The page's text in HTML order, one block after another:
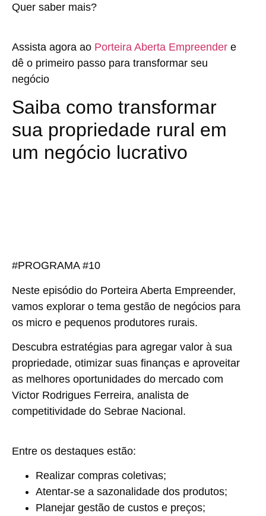
Quer saber mais?
Assista agora ao Porteira Aberta Empreender e
dê o primeiro passo para transformar seu
negócio
Saiba como transformar
sua propriedade rural em
um negócio lucrativo
#PROGRAMA #10
Neste episódio do Porteira Aberta Empreender,
vamos explorar o tema gestão de negócios para
os micro e pequenos produtores rurais.
Descubra estratégias para agregar valor à sua
propriedade, otimizar suas finanças e aproveitar
as melhores oportunidades do mercado com
Victor Rodrigues Ferreira, analista de
competitividade do Sebrae Nacional.
Entre os destaques estão:
Realizar compras coletivas;
Atentar-se a sazonalidade dos produtos;
Planejar gestão de custos e preços;